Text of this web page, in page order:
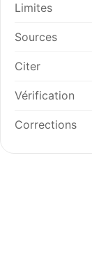
Limites
Sources
Citer
Vérification
Corrections